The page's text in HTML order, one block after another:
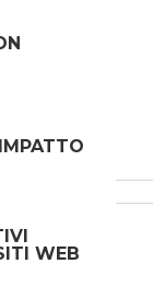
WEB